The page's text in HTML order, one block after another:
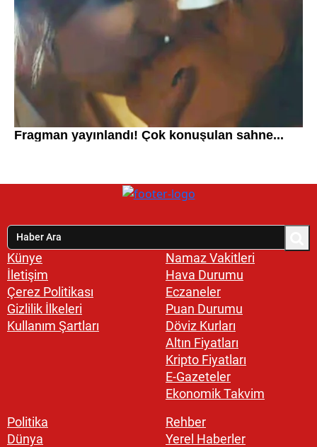
Künye
İletişim
Çerez Politikası
Gizlilik İlkeleri
Kullanım Şartları
Namaz Vakitleri
Hava Durumu
Eczaneler
Puan Durumu
Döviz Kurları
Altın Fiyatları
Kripto Fiyatları
E-Gazeteler
Ekonomik Takvim
Politika
Dünya
Rehber
Yerel Haberler